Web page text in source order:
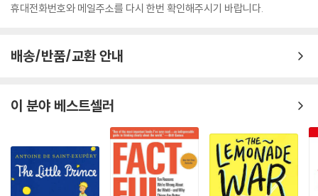
휴대전화번호와 메일주소를 다시 한번 확인해주시기 바랍니다.
배송/반품/교환 안내
이 분야 베스트셀러